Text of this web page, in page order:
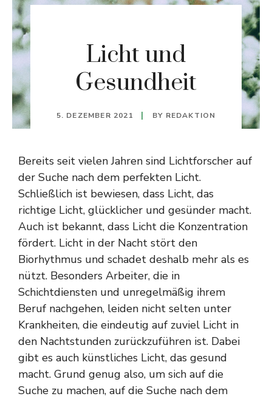
Licht und
Gesundheit
5. DEZEMBER 2021 BY REDAKTION
Bereits seit vielen Jahren sind Lichtforscher auf
der Suche nach dem perfekten Licht.
Schließlich ist bewiesen, dass Licht, das
richtige Licht, glücklicher und gesünder macht.
Auch ist bekannt, dass Licht die Konzentration
fördert. Licht in der Nacht stört den
Biorhythmus und schadet deshalb mehr als es
nützt. Besonders Arbeiter, die in
Schichtdiensten und unregelmäßig ihrem
Beruf nachgehen, leiden nicht selten unter
Krankheiten, die eindeutig auf zuviel Licht in
den Nachtstunden zurückzuführen ist. Dabei
gibt es auch künstliches Licht, das gesund
macht. Grund genug also, um sich auf die
Suche zu machen, auf die Suche nach dem